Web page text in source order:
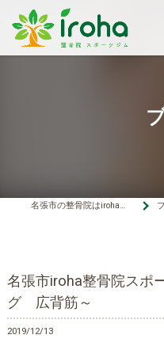
名張市の整骨院はiroha整骨院スポーツジム ブ
名張市iroha整骨院スポ
グ 広背筋～
2019/12/13